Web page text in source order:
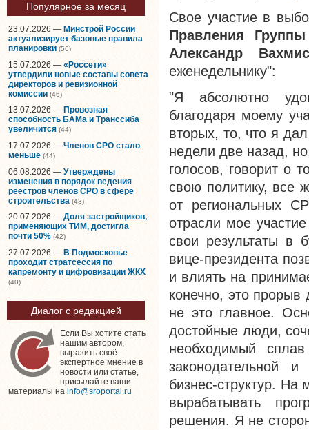
Популярное за месяц
23.07.2026 — Минстрой России
актуализирует базовые правила
планировки (56)
15.07.2026 — «Россети»
утвердили новые составы совета
директоров и ревизионной
комиссии (46)
13.07.2026 — Провозная
способность БАМа и Транссиба
увеличится (44)
17.07.2026 — Членов СРО стало
меньше (44)
06.08.2026 — Утверждены
изменения в порядок ведения
реестров членов СРО в сфере
строительства (43)
20.07.2026 — Доля застройщиков,
применяющих ТИМ, достигла
почти 50% (42)
27.07.2026 — В Подмосковье
проходит стратсессия по
капремонту и цифровизации ЖКХ
(40)
Диалог с редакцией
Если Вы хотите стать
нашим автором,
выразить своё
экспертное мнение в
новости или статье,
присылайте ваши
материалы на info@sroportal.ru
Свое участие в
Правления
Александр
еженедельнику":
"Я абсолютно
благодаря моему
вторых, то, что я
недели две назад,
голосов, говорит о
свою политику, все
от региональных
отрасли мое
свои результаты в
вице-президента
и влиять на
конечно, это
не это главное.
достойные люди,
необходимый
законодательной
бизнес-структур. На
вырабатывать
решения. Я не